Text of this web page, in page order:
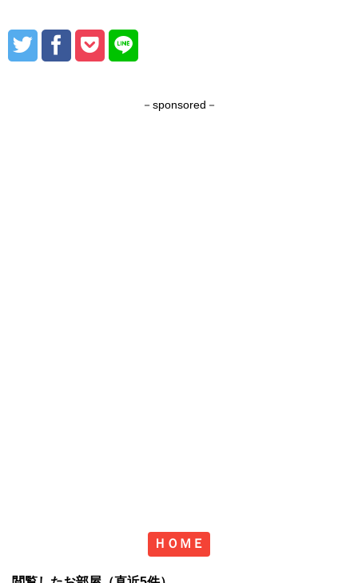
－sponsored－
ＨＯＭＥ